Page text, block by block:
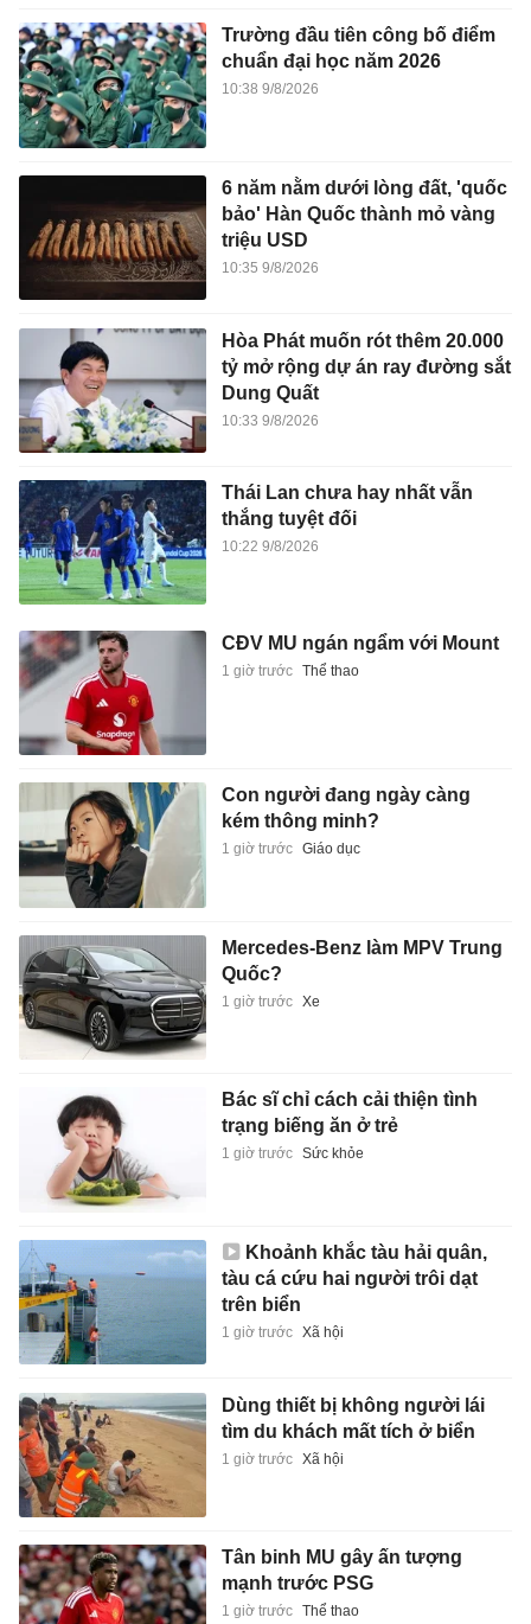
Trường đầu tiên công bố điểm
chuẩn đại học năm 2026
10:38 9/8/2026
6 năm nằm dưới lòng đất, 'quốc
bảo' Hàn Quốc thành mỏ vàng
triệu USD
10:35 9/8/2026
Hòa Phát muốn rót thêm 20.000
tỷ mở rộng dự án ray đường sắt
Dung Quất
10:33 9/8/2026
Thái Lan chưa hay nhất vẫn
thắng tuyệt đối
10:22 9/8/2026
CĐV MU ngán ngẩm với Mount
1 giờ trước Thể thao
Con người đang ngày càng
kém thông minh?
1 giờ trước Giáo dục
Mercedes-Benz làm MPV Trung
Quốc?
1 giờ trước Xe
Bác sĩ chỉ cách cải thiện tình
trạng biếng ăn ở trẻ
1 giờ trước Sức khỏe
Khoảnh khắc tàu hải quân,
tàu cá cứu hai người trôi dạt
trên biển
1 giờ trước Xã hội
Dùng thiết bị không người lái
tìm du khách mất tích ở biển
1 giờ trước Xã hội
Tân binh MU gây ấn tượng
mạnh trước PSG
1 giờ trước Thể thao